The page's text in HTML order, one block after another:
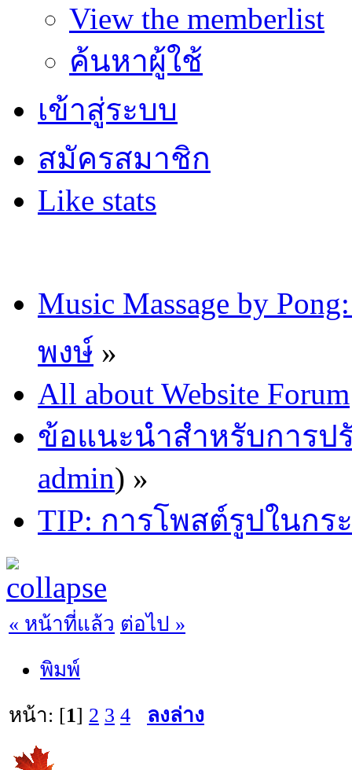
View the memberlist
ค้นหาผู้ใช้
เข้าสู่ระบบ
สมัครสมาชิก
Like stats
Music Massage by
พงษ์ »
All about Website Forum
ข้อแนะนำสำหรับการป
admin) »
TIP: การโพสต์รูปในกร
« หน้าที่แล้ว ต่อไป »
พิมพ์
หน้า: [1] 2 3 4 ลงล่าง